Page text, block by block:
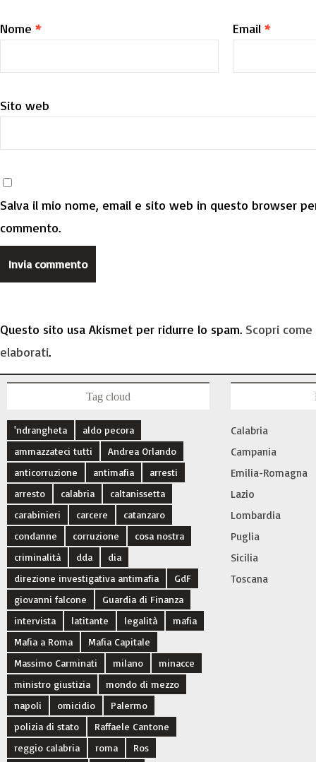
Nome * Email *
Sito web
Salva il mio nome, email e sito web in questo browser
commento.
Questo sito usa Akismet per ridurre lo spam. Scopri
elaborati.
Tag cloud
'ndrangheta
aldo pecora
ammazzateci tutti
Andrea Orlando
anticorruzione
antimafia
arresti
arresto
calabria
caltanissetta
carabinieri
carcere
catanzaro
condanne
corruzione
cosa nostra
criminalità
dda
dia
direzione investigativa antimafia
GdF
giovanni falcone
Guardia di Finanza
intervista
latitante legalità
mafia
Mafia a Roma
Mafia Capitale
Massimo Carminati
milano
minacce
ministro giustizia
mondo di mezzo
napoli
omicidio
Palermo
polizia di stato
Raffaele Cantone
reggio calabria
roma
Ros
Calabria
Campania
Emilia-Romagna
Lazio
Lombardia
Puglia
Sicilia
Toscana